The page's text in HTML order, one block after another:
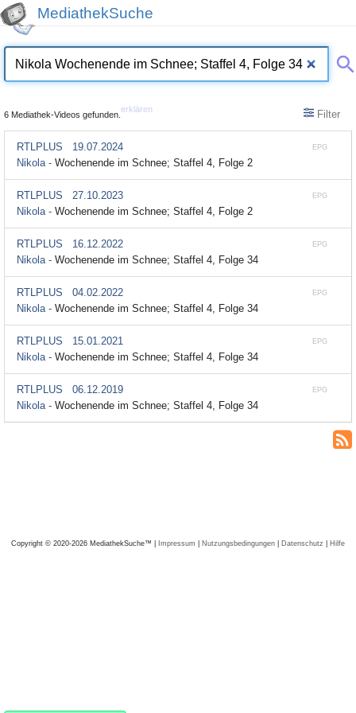
MediathekSuche
6 Mediathek-Videos gefunden.
erklären Filter
EPG
RTLPLUS
19.07.2024
Nikola - Wochenende im Schnee; Staffel 4, Folge 2
EPG
RTLPLUS
27.10.2023
Nikola - Wochenende im Schnee; Staffel 4, Folge 2
EPG
RTLPLUS
16.12.2022
Nikola - Wochenende im Schnee; Staffel 4, Folge 34
EPG
RTLPLUS
04.02.2022
Nikola - Wochenende im Schnee; Staffel 4, Folge 34
EPG
RTLPLUS
15.01.2021
Nikola - Wochenende im Schnee; Staffel 4, Folge 34
EPG
RTLPLUS
06.12.2019
Nikola - Wochenende im Schnee; Staffel 4, Folge 34
Copyright © 2020-2026 MediathekSuche™ | Impressum | Nutzungsbedingungen | Datenschutz | Hilfe